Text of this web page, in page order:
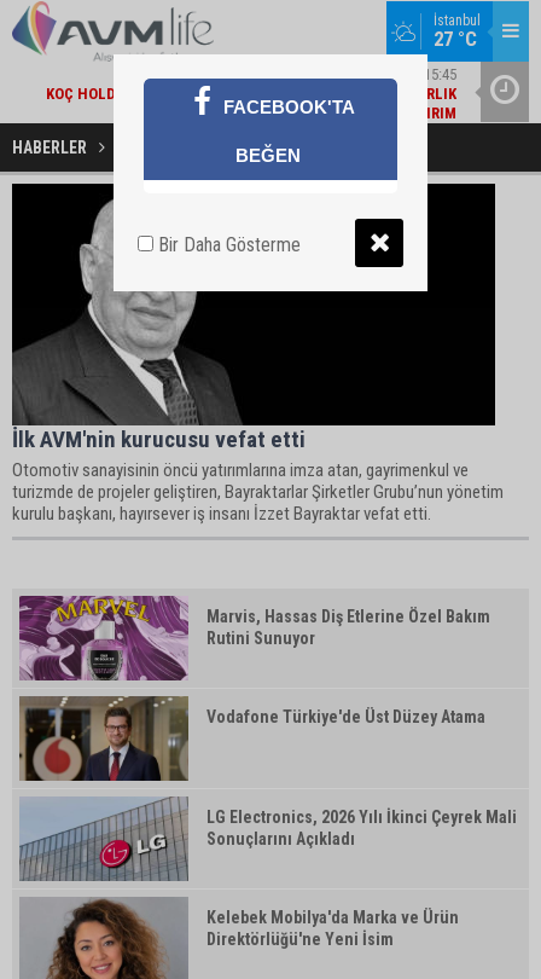
İstanbul
27 °C
EKONOMI / 15:45
KOÇ HOLDING'TEN YILIN İLK 6 AYINDA 1,7 MILYAR DOLARLIK
KOMBINE YATIRIM
HABERLER İlk AVM Haberleri
İlk AVM'nin kurucusu vefat etti
Otomotiv sanayisinin öncü yatırımlarına imza atan, gayrimenkul ve
turizmde de projeler geliştiren, Bayraktarlar Şirketler Grubu’nun yönetim
kurulu başkanı, hayırsever iş insanı İzzet Bayraktar vefat etti.
Marvis, Hassas Diş Etlerine Özel Bakım
Rutini Sunuyor
Vodafone Türkiye'de Üst Düzey Atama
LG Electronics, 2026 Yılı İkinci Çeyrek Mali
Sonuçlarını Açıkladı
Kelebek Mobilya'da Marka ve Ürün
Direktörlüğü'ne Yeni İsim
FACEBOOK'TA
BEĞEN
Bir Daha Gösterme